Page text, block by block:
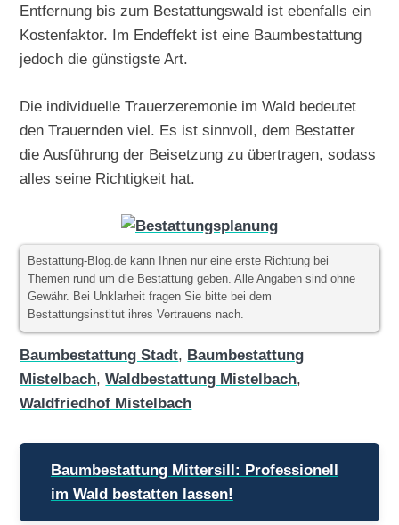
Entfernung bis zum Bestattungswald ist ebenfalls ein
Kostenfaktor. Im Endeffekt ist eine Baumbestattung
jedoch die günstigste Art.
Die individuelle Trauerzeremonie im Wald bedeutet
den Trauernden viel. Es ist sinnvoll, dem Bestatter
die Ausführung der Beisetzung zu übertragen, sodass
alles seine Richtigkeit hat.
Bestattung-Blog.de kann Ihnen nur eine erste Richtung bei
Themen rund um die Bestattung geben. Alle Angaben sind ohne
Gewähr. Bei Unklarheit fragen Sie bitte bei dem
Bestattungsinstitut ihres Vertrauens nach.
Baumbestattung Stadt, Baumbestattung
Mistelbach,Waldbestattung Mistelbach,
Waldfriedhof Mistelbach
Beitragsnavigation
Baumbestattung Mittersill: Professionell
im Wald bestatten lassen!